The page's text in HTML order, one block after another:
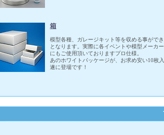
箱
模型各種、ガレージキット等を収める事がで
となります。実際に各イベントや模型メーカ
にもご使用頂いておりますプロ仕様。
あのホワイトパッケージが、お求め安い10枚
遂に登場です！